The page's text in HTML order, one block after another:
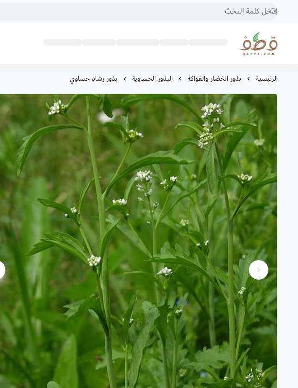
متجر قطف للبذور
الرئيسية بذور الخضار والفواكه البذور الحساوية بذور رشاد حساوي